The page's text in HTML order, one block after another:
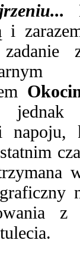
i
jednak
napoju,